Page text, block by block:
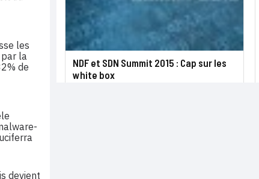
NDF et SDN Summit 2015 : Cap sur les
white box
les
la
de
devient